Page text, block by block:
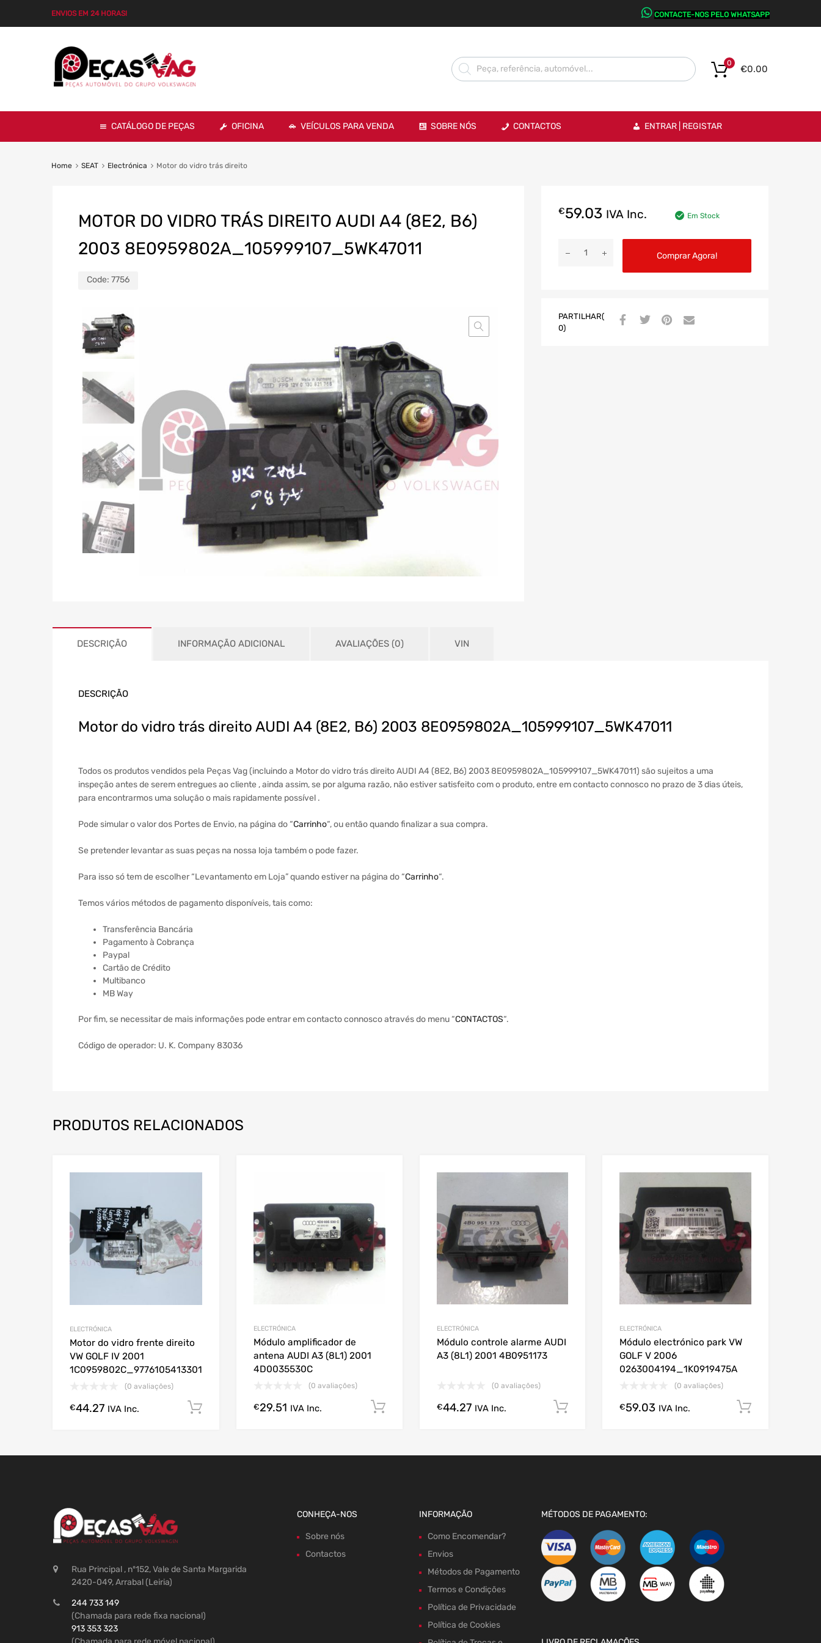
ENVIOS EM 24 HORAS! CONTACTE-NOS PELO WHATSAPP
€0.00
0
CATÁLOGO DE PEÇAS OFICINA VEÍCULOS PARA VENDA SOBRE NÓS CONTACTOS ENTRAR | REGISTAR
Home SEAT Electrónica Motor do vidro trás direito
MOTOR DO VIDRO TRÁS DIREITO AUDI A4 (8E2, B6)
2003 8E0959802A_105999107_5WK47011
Code: 7756
€59.03 IVA Inc. Em Stock
Comprar Agora!
PARTILHAR(
0)
DESCRIÇÃO INFORMAÇÃO ADICIONAL AVALIAÇÕES (0) VIN
DESCRIÇÃO
Motor do vidro trás direito AUDI A4 (8E2, B6) 2003 8E0959802A_105999107_5WK47011
Todos os produtos vendidos pela Peças Vag (incluindo a Motor do vidro trás direito AUDI A4 (8E2, B6) 2003 8E0959802A_105999107_5WK47011) são sujeitos a uma
inspeção antes de serem entregues ao cliente , ainda assim, se por alguma razão, não estiver satisfeito com o produto, entre em contacto connosco no prazo de 3 dias úteis,
para encontrarmos uma solução o mais rapidamente possível .
Pode simular o valor dos Portes de Envio, na página do “Carrinho“, ou então quando finalizar a sua compra.
Se pretender levantar as suas peças na nossa loja também o pode fazer.
Para isso só tem de escolher “Levantamento em Loja” quando estiver na página do “Carrinho“.
Temos vários métodos de pagamento disponíveis, tais como:
Transferência Bancária
Pagamento à Cobrança
Paypal
Cartão de Crédito
Multibanco
MB Way
Por fim, se necessitar de mais informações pode entrar em contacto connosco através do menu “CONTACTOS“.
Código de operador: U. K. Company 83036
PRODUTOS RELACIONADOS
ELECTRÓNICA
Motor do vidro frente direito
VW GOLF IV 2001
1C0959802C_9776105413301
(0 avaliações)
€44.27 IVA Inc. Comprar Agora!
ELECTRÓNICA
Módulo amplificador de
antena AUDI A3 (8L1) 2001
4D0035530C
(0 avaliações)
€29.51 IVA Inc. Comprar Agora!
ELECTRÓNICA
Módulo controle alarme AUDI
A3 (8L1) 2001 4B0951173
(0 avaliações)
€44.27 IVA Inc. Comprar Agora!
ELECTRÓNICA
Módulo electrónico park VW
GOLF V 2006
0263004194_1K0919475A
(0 avaliações)
€59.03 IVA Inc.
Rua Principal , nº152, Vale de Santa Margarida
2420-049, Arrabal (Leiria)
244 733 149
(Chamada para rede fixa nacional)
913 353 323
CONHEÇA-NOS
Sobre nós
Contactos
INFORMAÇÃO
Como Encomendar?
Envios
Métodos de Pagamento
Termos e Condições
Política de Privacidade
Política de Cookies
MÉTODOS DE PAGAMENTO: